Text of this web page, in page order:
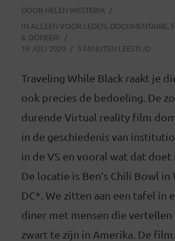
DOOR HELEN WESTERIK
IN ALLEEN VOOR LEDEN, DOCUMENTAIRE,
& DONEER!
19 JULI 2020
5 MINUTEN LEESTIJD
Traveling While Black raakt je
ook precies de bedoeling. De
durende Virtual reality film
in de geschiedenis van
in de VS en vooral wat dat doet
De locatie is Ben’s Chili Bowl in
DC*. We zitten aan een tafel in
diner met mensen die vertellen
zwart te zijn in Amerika. De